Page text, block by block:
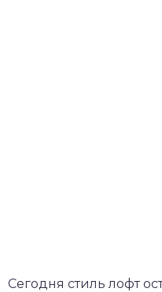
Сегодня стиль лофт